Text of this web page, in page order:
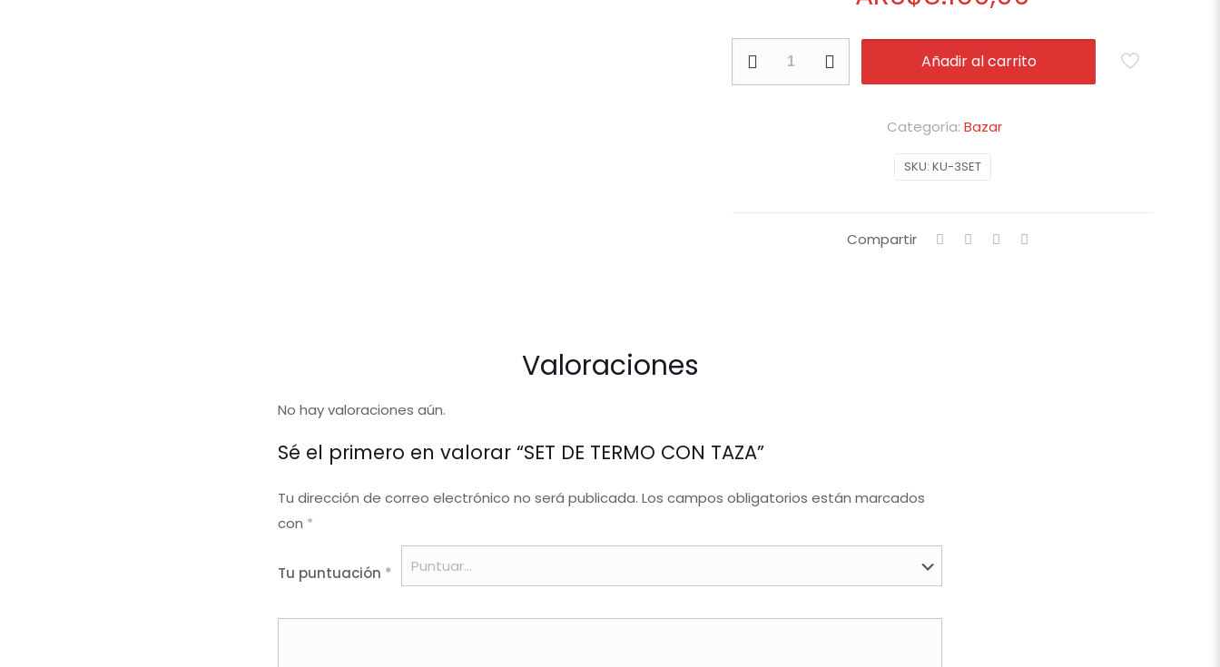
Añadir al carrito
SKU: KU-3SET
Categoría: Bazar
Compartir
Valoraciones
No hay valoraciones aún.
Sé el primero en valorar “SET DE TERMO CON TAZA”
Tu dirección de correo electrónico no será publicada. Los campos obligatorios están marcados
con *
Tu puntuación *